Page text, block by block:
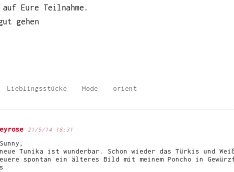
Eure Teilnahme.
gehen
Lieblingsstücke Mode orient
21/5/14 18:31
Tunika ist wunderbar. Schon wieder das Türkis und
spontan ein älteres Bild mit meinem Poncho in